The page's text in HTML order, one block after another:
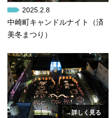
2025.2.8
中崎町キャンドルナイト（済
美冬まつり）
→詳しく見る